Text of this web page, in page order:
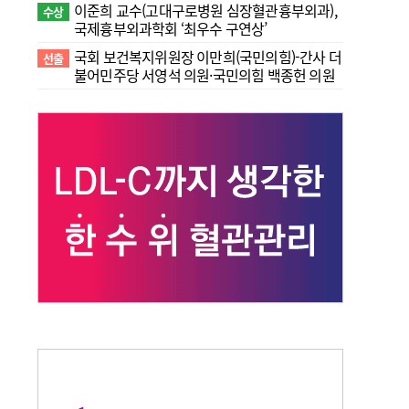
수상
이준희 교수(고대구로병원 심장혈관흉부외과),
국제흉부외과학회 ‘최우수 구연상’
선출 국회 보건복지위원장 이만희(국민의힘)-간사 더
불어민주당 서영석 의원·국민의힘 백종헌 의원